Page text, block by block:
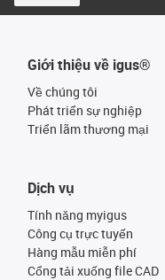
Giới thiệu về igus®
Về chúng tôi
Phát triển sự nghiệp
Triển lãm thương mại
Dịch vụ
Tính năng myigus
Công cụ trực tuyến
Hàng mẫu miễn phí
Cổng tải xuống file CAD